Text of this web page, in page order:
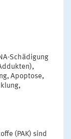
Schädigung
Apoptose,
(PAK) sind